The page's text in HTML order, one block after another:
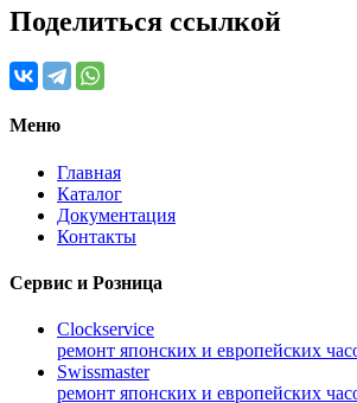
Поделиться ссылкой
Меню
Главная
Каталог
Документация
Контакты
Сервис и Розница
Clockservice
ремонт японских и европейских
Swissmaster
ремонт японских и европейских